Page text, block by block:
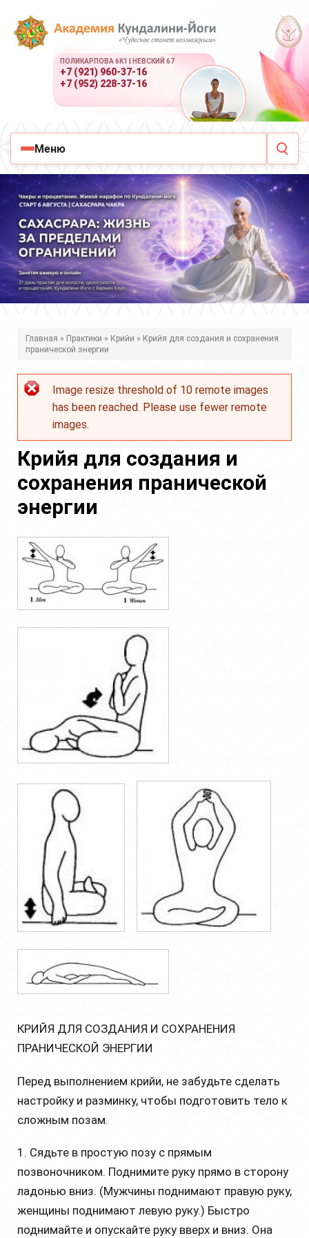
ПОЛИКАРПОВА 6К1 | НЕВСКИЙ 67
+7 (921) 960-37-16
+7 (952) 228-37-16
Меню
с
ь
Главная » Практики » Крийи » Крийя для создания и сохранения
пранической энергии
Сообщение
ошибке
Image resize threshold of 10 remote images
has been reached. Please use fewer remote
images.
Крийя для создания и
сохранения пранической
энергии
КРИЙЯ ДЛЯ СОЗДАНИЯ И СОХРАНЕНИЯ
ПРАНИЧЕСКОЙ ЭНЕРГИИ
Перед выполнением крийи, не забудьте сделать
настройку и разминку, чтобы подготовить тело к
сложным позам.
1. Сядьте в простую позу с прямым
позвоночником. Поднимите руку прямо в сторону
ладонью вниз. (Мужчины поднимают правую руку,
женщины поднимают левую руку.) Быстро
поднимайте и опускайте руку вверх и вниз. Она